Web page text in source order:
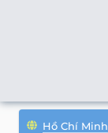
Hồ Chí Minh